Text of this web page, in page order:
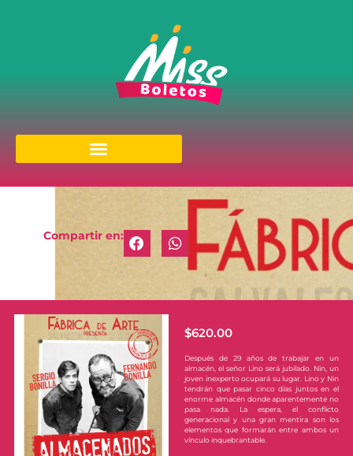
Compartir en:
$620.00
Después de 29 años de trabajar en un
almacén, el señor Lino será jubilado. Nin, un
joven inexperto ocupará su lugar. Lino y Nin
tendrán que pasar cinco días juntos en el
enorme almacén donde aparentemente no
pasa nada. La espera, el conflicto
generacional y una gran mentira son los
elementos que formarán entre ambos un
vínculo inquebrantable.